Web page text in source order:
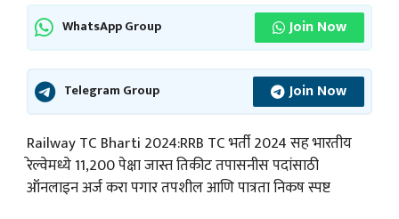
WhatsApp Group Join Now
Telegram Group Join Now
Railway TC Bharti 2024:RRB TC भर्ती 2024 सह भारतीय
रेल्वेमध्ये 11,200 पेक्षा जास्त तिकीट तपासनीस पदांसाठी
ऑनलाइन अर्ज करा पगार तपशील आणि पात्रता निकष स्पष्ट